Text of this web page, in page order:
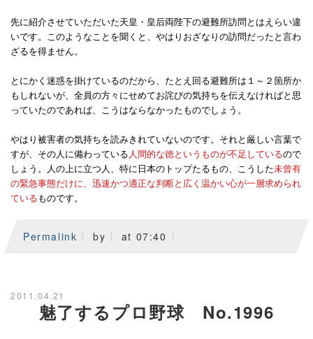
先に紹介させていただいた天皇・皇后両陛下の避難所訪問とはえらい違
いです。このようなことを聞くと、やはりおざなりの訪問だったと言わ
ざるを得ません。
とにかく迷惑を掛けているのだから、たとえ回る避難所は１～２箇所か
もしれないが、全員の方々にせめてお詫びの気持ちを伝えなければと思
っていたのであれば、こうはならなかったものでしょう。
やはり被害者の気持ちを読みきれていないのです。それと厳しい言葉で
すが、その人に備わっている 人間的な徳というものが不足しているので
しょう。人の上に立つ人、特に日本のトップたるもの、こうした未曾有
の緊急事態だけに、迅速かつ適正な判断と広く温かい心が一層求められ
ている ものです。
Permalink by at 07:40
2011.04.21
魅了するプロ野球 No.1996